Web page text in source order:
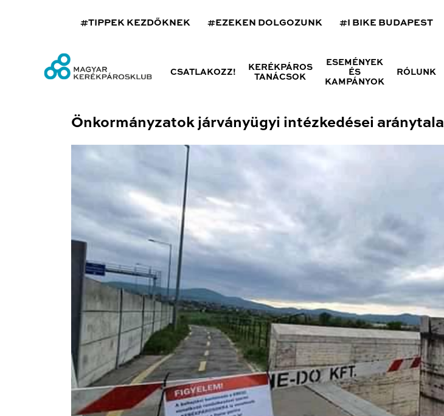
#TIPPEK KEZDŐKNEK #EZEKEN DOLGOZUNK #I BIKE BUDAPEST
CSATLAKOZZ!
KERÉKPÁROS
TANÁCSOK
ESEMÉNYEK
ÉS
KAMPÁNYOK
RÓLUNK
Önkormányzatok járványügyi intézkedései